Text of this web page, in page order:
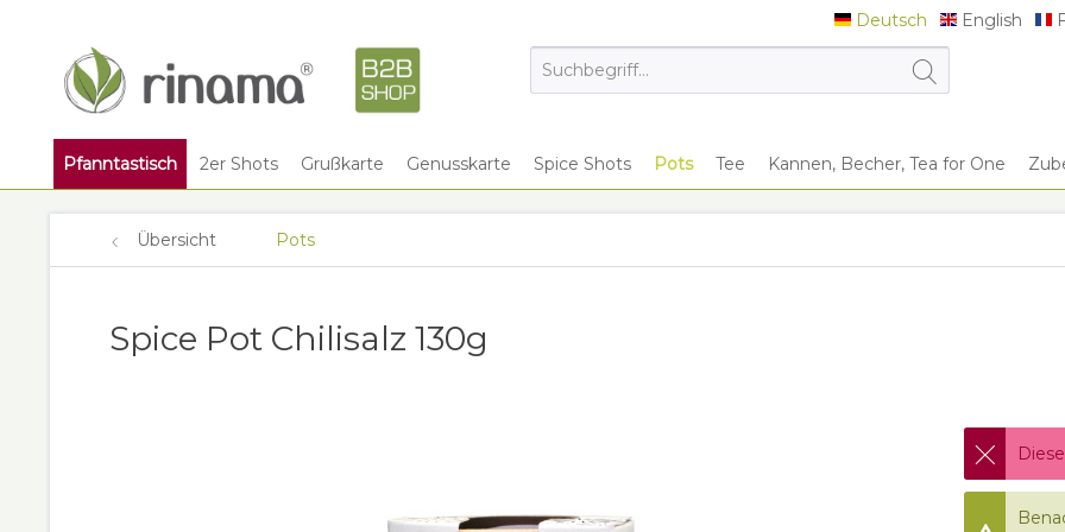
Deutsch
Deutsch English
English
Pfanntastisch 2er Shots Grußkarte Genusskarte Spice Shots Pots Tee Kannen, Becher, Tea for One
Übersicht Pots
Spice Pot Chilisalz 130g